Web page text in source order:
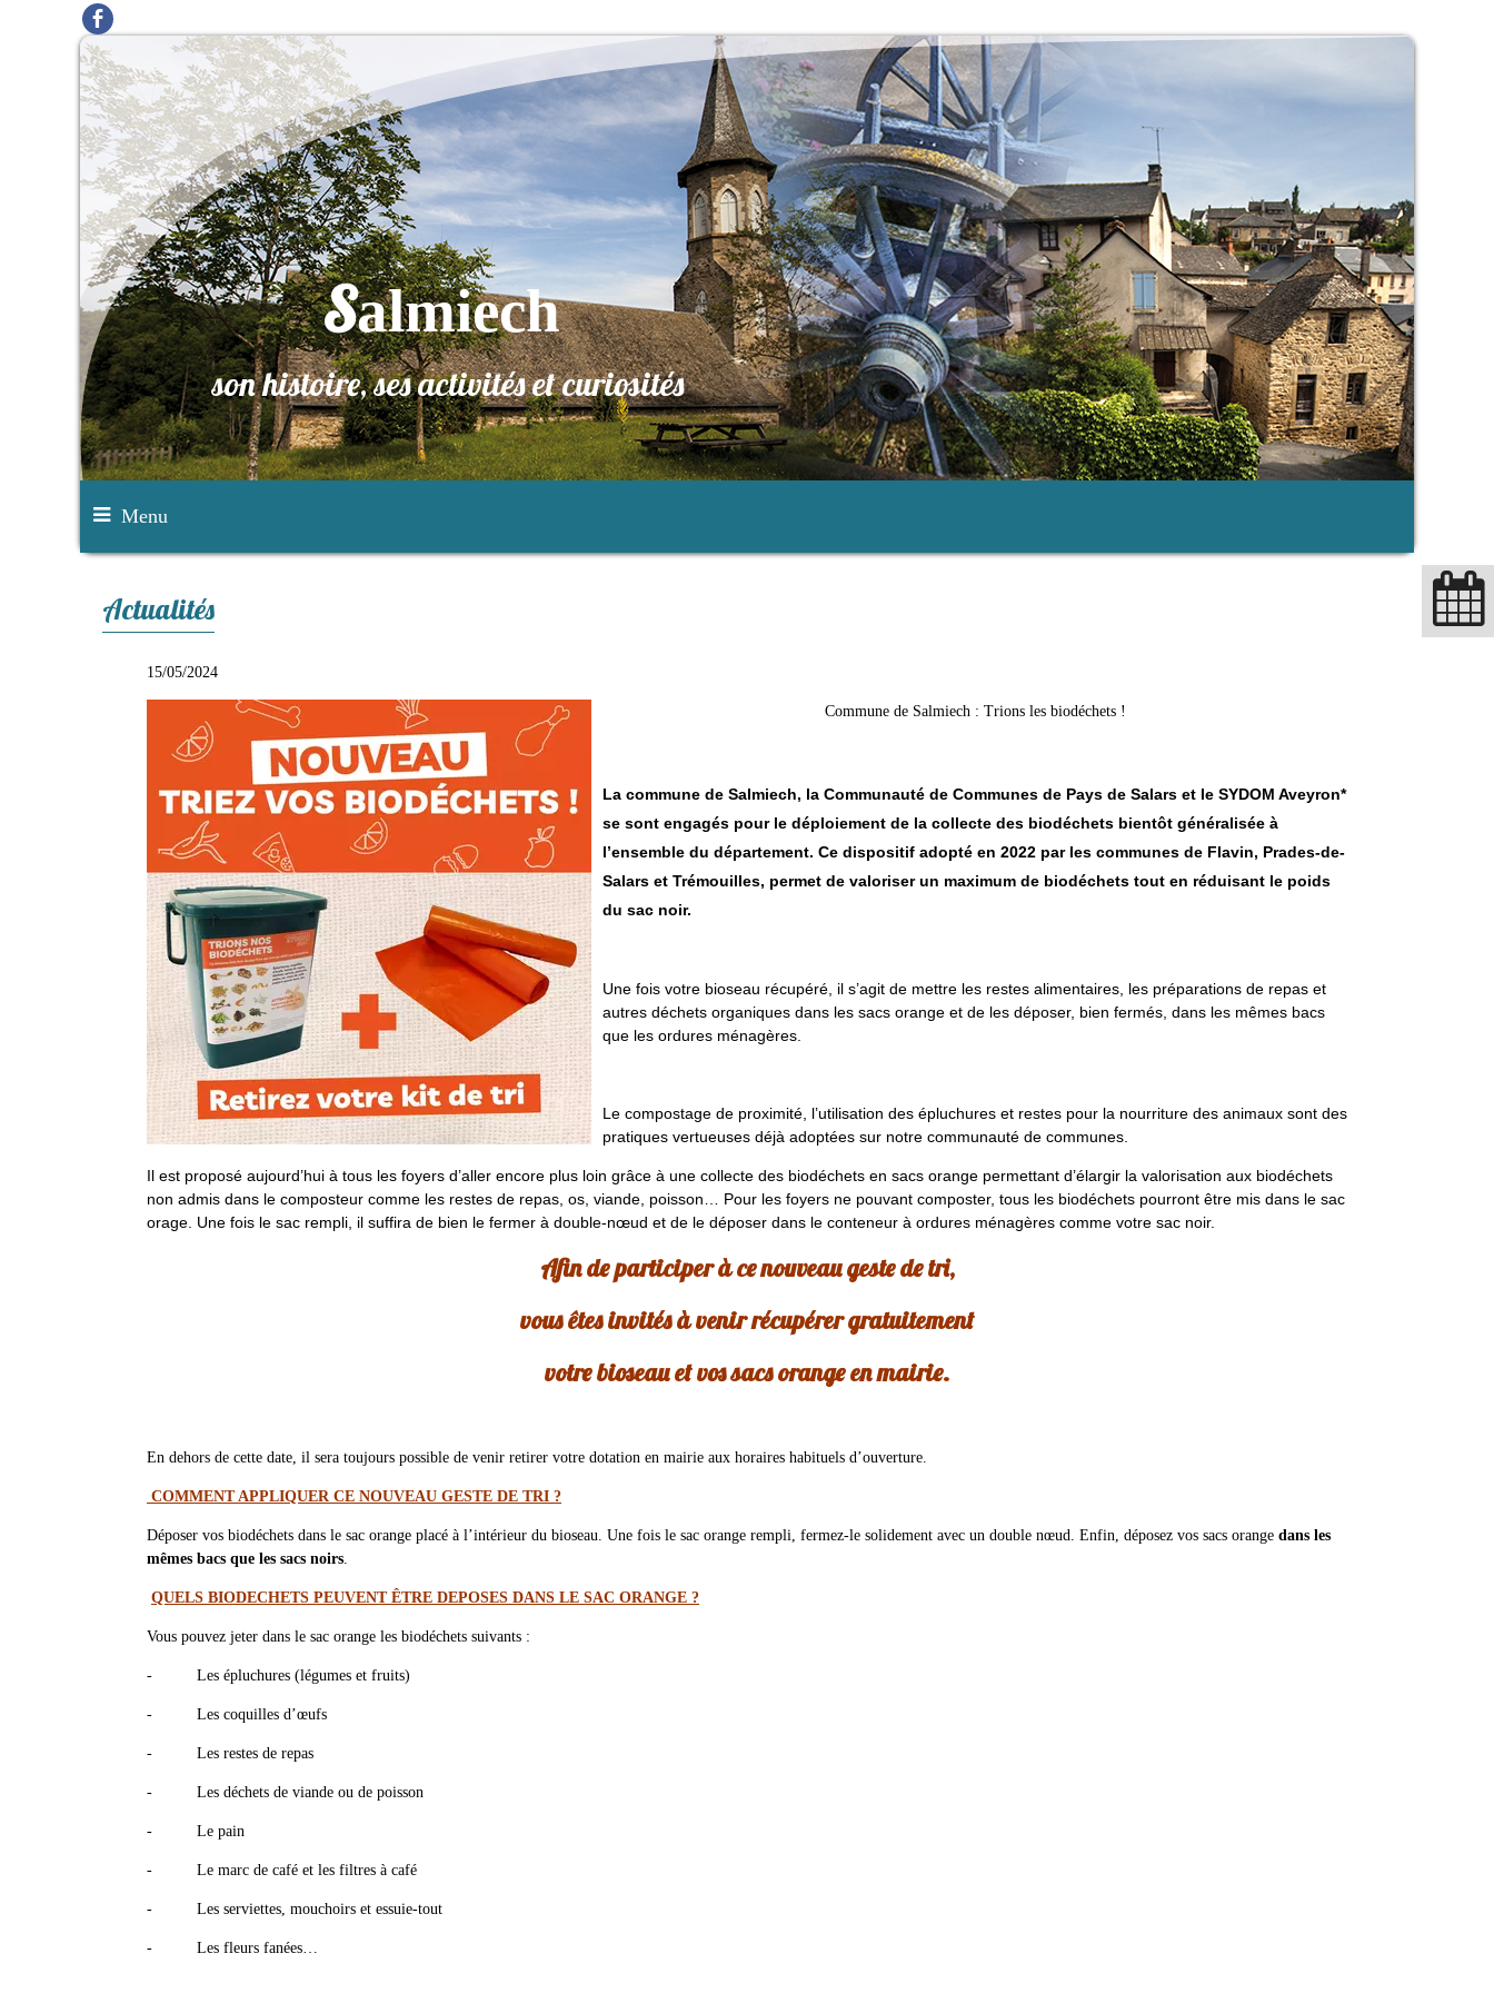
Salmiech
son histoire, ses activités et curiosités
Menu
Actualités
15/05/2024
Commune de Salmiech : Trions les biodéchets !
La commune de Salmiech, la Communauté de Communes de Pays de Salars et le SYDOM Aveyron*
se sont engagés pour le déploiement de la collecte des biodéchets bientôt généralisée à
l’ensemble du département. Ce dispositif adopté en 2022 par les communes de Flavin, Prades-de-
Salars et Trémouilles, permet de valoriser un maximum de biodéchets tout en réduisant le poids
du sac noir.
Une fois votre bioseau récupéré, il s’agit de mettre les restes alimentaires, les préparations de repas et
autres déchets organiques dans les sacs orange et de les déposer, bien fermés, dans les mêmes bacs
que les ordures ménagères.
Le compostage de proximité, l’utilisation des épluchures et restes pour la nourriture des animaux sont des
pratiques vertueuses déjà adoptées sur notre communauté de communes.
Il est proposé aujourd’hui à tous les foyers d’aller encore plus loin grâce à une collecte des biodéchets en sacs orange permettant d’élargir la valorisation aux biodéchets
non admis dans le composteur comme les restes de repas, os, viande, poisson… Pour les foyers ne pouvant composter, tous les biodéchets pourront être mis dans le sac
orage. Une fois le sac rempli, il suffira de bien le fermer à double-nœud et de le déposer dans le conteneur à ordures ménagères comme votre sac noir.
Afin de participer à ce nouveau geste de tri,
vous êtes invités à venir récupérer gratuitement
votre bioseau et vos sacs orange en mairie.
En dehors de cette date, il sera toujours possible de venir retirer votre dotation en mairie aux horaires habituels d’ouverture.
COMMENT APPLIQUER CE NOUVEAU GESTE DE TRI ?
Déposer vos biodéchets dans le sac orange placé à l’intérieur du bioseau. Une fois le sac orange rempli, fermez-le solidement avec un double nœud. Enfin, déposez vos sacs orange dans les
mêmes bacs que les sacs noirs.
QUELS BIODECHETS PEUVENT ÊTRE DEPOSES DANS LE SAC ORANGE ?
Vous pouvez jeter dans le sac orange les biodéchets suivants :
- Les épluchures (légumes et fruits)
- Les coquilles d’œufs
- Les restes de repas
- Les déchets de viande ou de poisson
- Le pain
- Le marc de café et les filtres à café
- Les serviettes, mouchoirs et essuie-tout
- Les fleurs fanées…